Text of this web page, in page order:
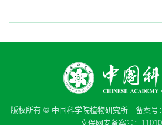
版权所有 © 中国科学院植物研究所 备案号：
文保网安备案号：